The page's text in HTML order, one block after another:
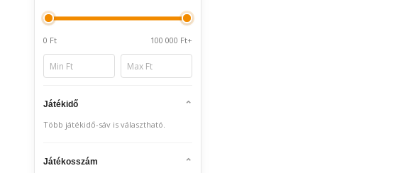
0 Ft 100 000 Ft+
Játékidő
Több játékidő-sáv is választható.
Játékosszám